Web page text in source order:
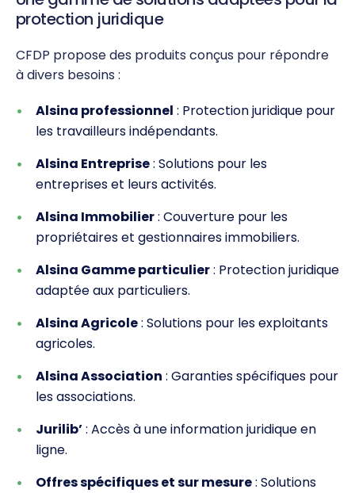
protection juridique
CFDP propose des produits conçus pour répondre
à divers besoins :
Alsina professionnel : Protection juridique pour
les travailleurs indépendants.
Alsina Entreprise: Solutions pour les
entreprises et leurs activités.
Alsina Immobilier: Couverture pour les
propriétaires et gestionnaires immobiliers.
Alsina Gamme particulier: Protection juridique
adaptée aux particuliers.
Alsina Agricole: Solutions pour les exploitants
agricoles.
Alsina Association : Garanties spécifiques pour
les associations.
Jurilib’: Accès à une information juridique en
ligne.
Offres spécifiques et sur mesure: Solutions